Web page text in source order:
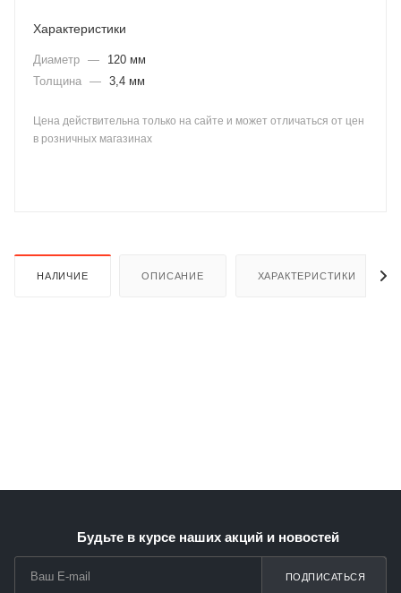
Характеристики
Диаметр —
120 мм
Толщина — 3,4 мм
Цена действительна только на сайте и может отличаться от цен
в розничных магазинах
НАЛИЧИЕ ОПИСАНИЕ ХАРАКТЕРИСТИКИ
Будьте в курсе наших акций и новостей
ПОДПИСАТЬСЯ
раз в 2 недели